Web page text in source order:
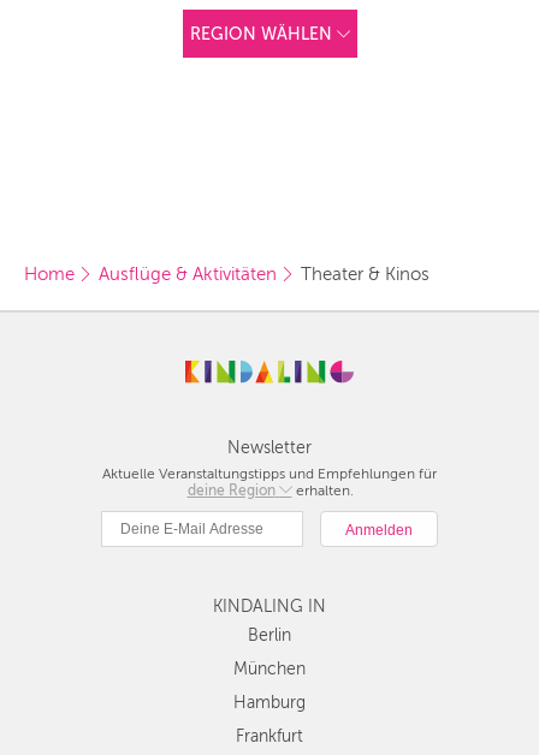
REGION WÄHLEN
BERLIN
HAMBURG
KÖLN
DÜSSELDORF
HANNOVER
Home Ausflüge & Aktivitäten Theater & Kinos
Newsletter
Aktuelle Veranstaltungstipps und Empfehlungen für
deine Region
Berlin
Hamburg
Köln
Düsseldorf
Stuttgart
Essen
erhalten.
KINDALING IN
Berlin
München
Hamburg
Frankfurt